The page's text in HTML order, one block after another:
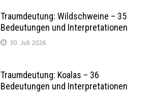
Traumdeutung: Wildschweine – 35
Bedeutungen und Interpretationen
30. Juli 2026
Traumdeutung: Koalas – 36
Bedeutungen und Interpretationen